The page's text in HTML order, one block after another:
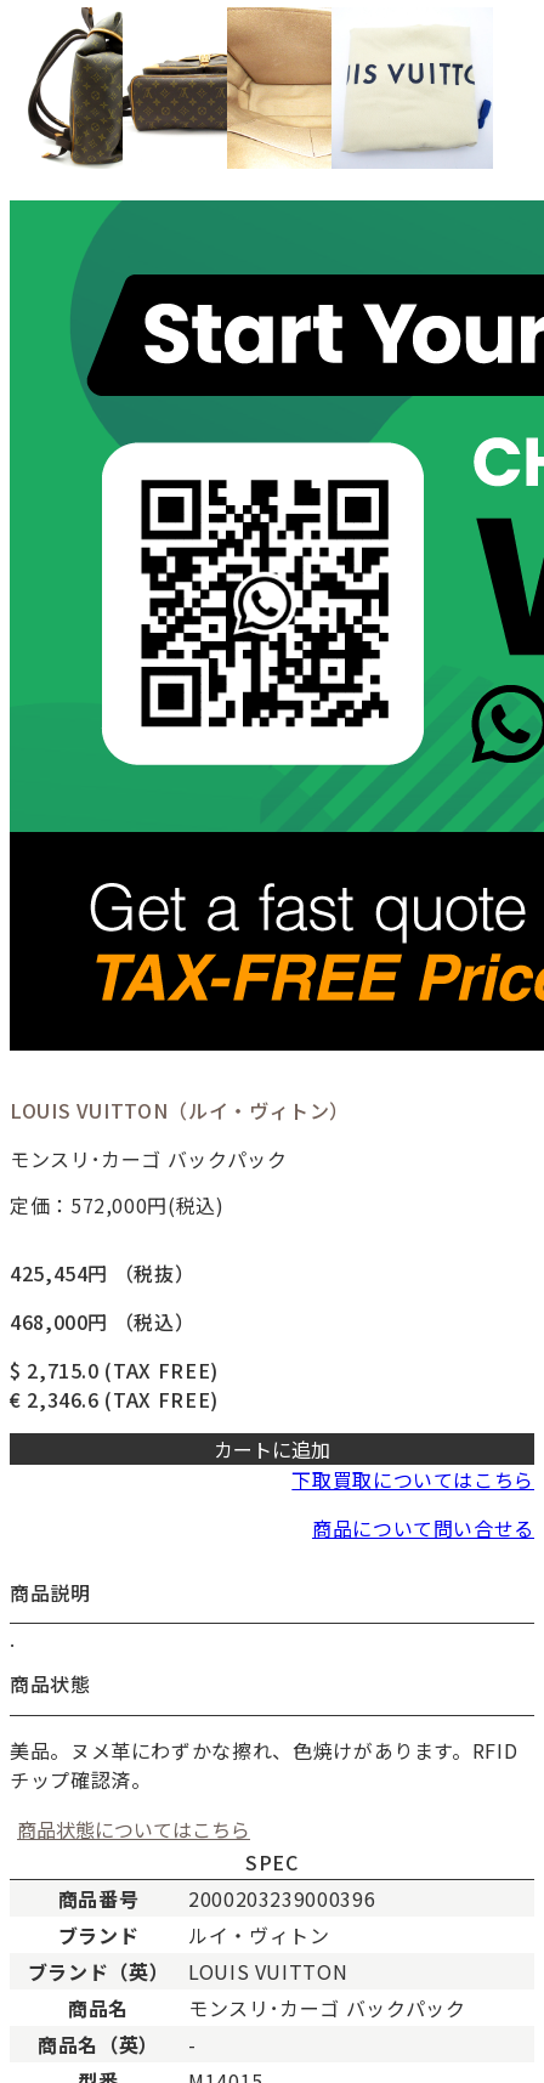
LOUIS VUITTON（ルイ・ヴィトン）
モンスリ･カーゴ バックパック
定価：572,000円(税込)
425,454円
（税抜）
468,000円
（税込）
$ 2,715.0 (TAX FREE)
€ 2,346.6 (TAX FREE)
カートに追加
下取買取についてはこちら
商品について問い合せる
商品説明
.
商品状態
美品。ヌメ革にわずかな擦れ、色焼けがあります。RFID
チップ確認済。
商品状態についてはこちら
未使用
展示品などの未使用品。
SAランク未使用同様品。数回使用し
SPEC
商品番号
2000203239000396
ブランド
ルイ・ヴィトン
ブランド（英）
LOUIS VUITTON
商品名
モンスリ･カーゴ バックパック
商品名（英）
-